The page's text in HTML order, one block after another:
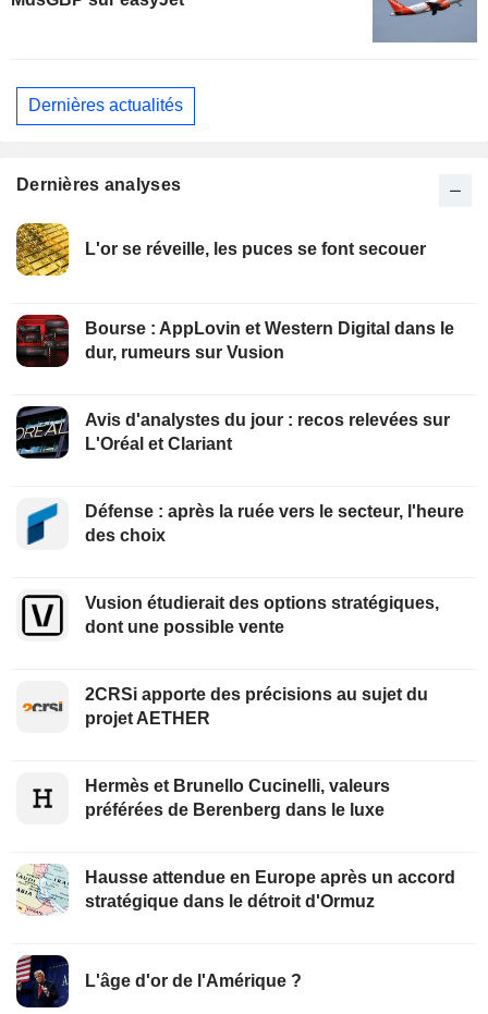
Dernières actualités
Dernières analyses
L'or se réveille, les puces se font secouer
Bourse : AppLovin et Western Digital dans le
dur, rumeurs sur Vusion
Avis d'analystes du jour : recos relevées sur
L'Oréal et Clariant
Défense : après la ruée vers le secteur, l'heure
des choix
Vusion étudierait des options stratégiques,
dont une possible vente
2CRSi apporte des précisions au sujet du
projet AETHER
Hermès et Brunello Cucinelli, valeurs
préférées de Berenberg dans le luxe
Hausse attendue en Europe après un accord
stratégique dans le détroit d'Ormuz
L'âge d'or de l'Amérique ?